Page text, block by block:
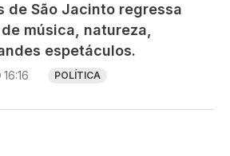
de São Jacinto regressa
música, natureza,
espetáculos.
16:16 POLÍTICA